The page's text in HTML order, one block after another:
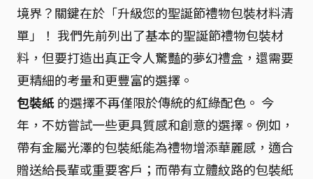
境界？關鍵在於「升級您的聖誕節禮物包裝材料清
單」！ 我們先前列出了基本的聖誕節禮物包裝材
料，但要打造出真正令人驚豔的夢幻禮盒，還需要
更精細的考量和更豐富的選擇。
包裝紙的選擇不再僅限於傳統的紅綠配色。 今
年，不妨嘗試一些更具質感和創意的選擇。例如，
帶有金屬光澤的包裝紙能為禮物增添華麗感，適合
贈送給長輩或重要客戶；而帶有立體紋路的包裝紙